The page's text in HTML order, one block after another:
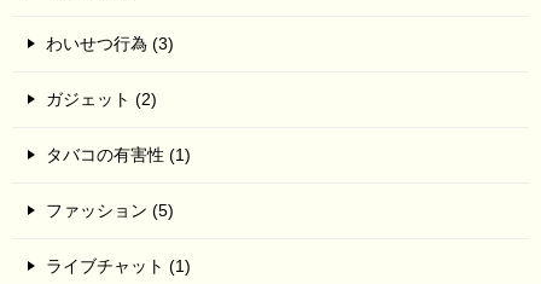
わいせつ行為 (3)
ガジェット (2)
タバコの有害性 (1)
ファッション (5)
ライブチャット (1)